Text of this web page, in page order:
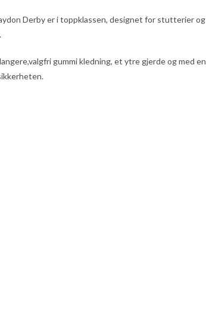
Derby er i toppklassen, designet for stutterier og
gummi kledning, et ytre gjerde og med en